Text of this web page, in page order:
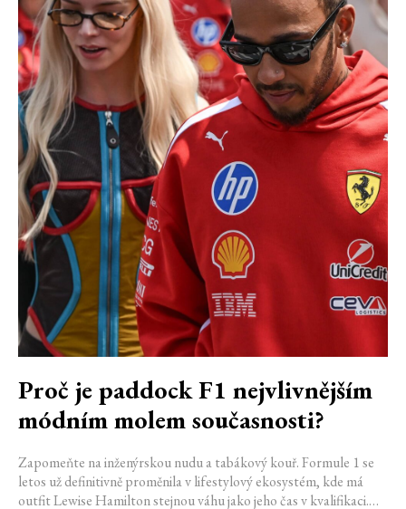
Proč je paddock F1 nejvlivnějším
módním molem současnosti?
Zapomeňte na inženýrskou nudu a tabákový kouř. Formule 1 se
letos už definitivně proměnila v lifestylový ekosystém, kde má
outfit Lewise Hamilton stejnou váhu jako jeho čas v kvalifikaci.